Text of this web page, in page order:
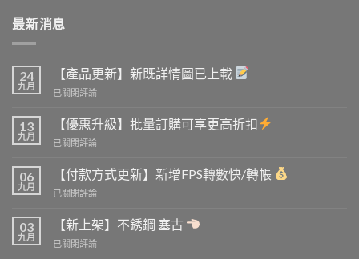
最新消息
24
九月
【產品更新】新既詳情圖已上載
【產
新】
新
圖
載
已關閉評論
13
九月
【優惠升級】批量訂購可享更高折扣
【優
級】
批
可
已關閉評論
06
九月
【付款方式更新】新增FPS轉數快/轉帳
【付
更
已關閉評論
03
九月
【新上架】不銹鋼 塞古
【新
已關閉評論